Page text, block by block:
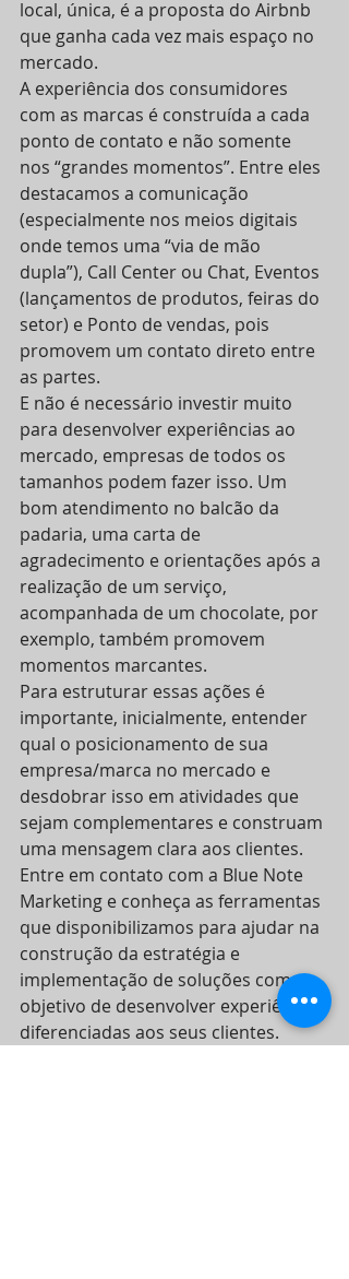
local, única, é a proposta do Airbnb
que ganha cada vez mais espaço no
mercado.
A experiência dos consumidores
com as marcas é construída a cada
ponto de contato e não somente
nos “grandes momentos”. Entre eles
destacamos a comunicação
(especialmente nos meios digitais
onde temos uma “via de mão
dupla”), Call Center ou Chat, Eventos
(lançamentos de produtos, feiras do
setor) e Ponto de vendas, pois
promovem um contato direto entre
as partes.
E não é necessário investir muito
para desenvolver experiências ao
mercado, empresas de todos os
tamanhos podem fazer isso. Um
bom atendimento no balcão da
padaria, uma carta de
agradecimento e orientações após a
realização de um serviço,
acompanhada de um chocolate, por
exemplo, também promovem
momentos marcantes.
Para estruturar essas ações é
importante, inicialmente, entender
qual o posicionamento de sua
empresa/marca no mercado e
desdobrar isso em atividades que
sejam complementares e construam
uma mensagem clara aos clientes.
Entre em contato com a Blue Note
Marketing e conheça as ferramentas
que disponibilizamos para ajudar na
construção da estratégia e
implementação de soluções com o
objetivo de desenvolver experiências
diferenciadas aos seus clientes.